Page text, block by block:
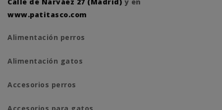
www.patitasco.com
Alimentación perros
Alimentación gatos
Accesorios perros
Accesorios para gatos